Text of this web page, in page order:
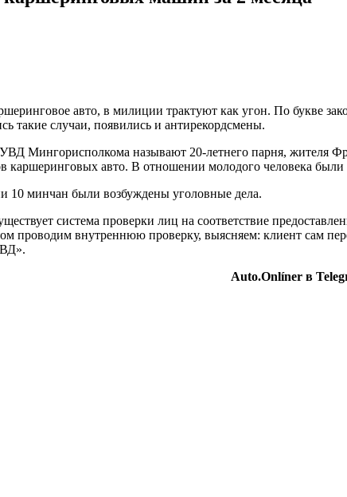
авто, в милиции трактуют как угон. По букве
такие случаи, появились и антирекордсмены.
Мингорисполкома называют 20-летнего парня, жителя
каршеринговых авто. В отношении молодого человека
10 минчан были возбуждены уголовные дела.
система проверки лиц на соответствие
проводим внутреннюю проверку, выясняем: клиент сам
Auto.Onlíner в